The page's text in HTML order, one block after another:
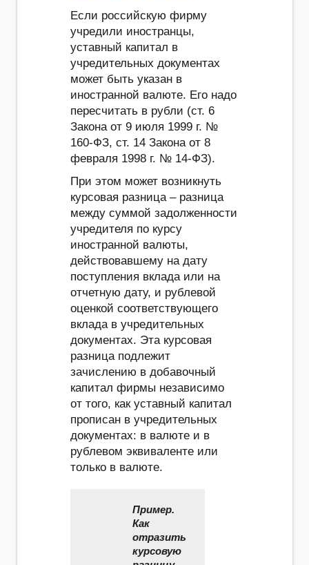
Если российскую фирму
учредили иностранцы,
уставный капитал в
учредительных документах
может быть указан в
иностранной валюте. Его надо
пересчитать в рубли (ст. 6
Закона от 9 июля 1999 г. №
160-ФЗ, ст. 14 Закона от 8
февраля 1998 г. № 14-ФЗ).
При этом может возникнуть
курсовая разница – разница
между суммой задолженности
учредителя по курсу
иностранной валюты,
действовавшему на дату
поступления вклада или на
отчетную дату, и рублевой
оценкой соответствующего
вклада в учредительных
документах. Эта курсовая
разница подлежит
зачислению в добавочный
капитал фирмы независимо
от того, как уставный капитал
прописан в учредительных
документах: в валюте и в
рублевом эквиваленте или
только в валюте.
Пример.
Как
отразить
курсовую